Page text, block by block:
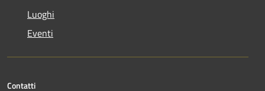
Luoghi
Eventi
Contatti